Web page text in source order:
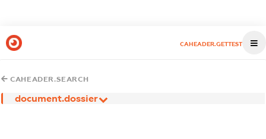
CAHEADER.GETTEST
CAHEADER.SEARCH
document.dossier